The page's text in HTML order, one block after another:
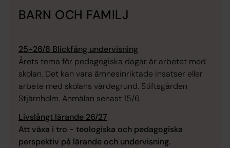
BARN OCH FAMILJ
25-26/8 Blickfång undervisning
Årets tema för pedagogiska dagar är arbetet med
skolan. Det kan vara ämnesinriktade insatser eller
arbete med skolans värdegrund. Stiftsgården
Stjärnholm. Anmälan senast 15/6.
Livslångt lärande 26/27
Att växa i tro - teologiska och pedagogiska
perspektiv på lärande och undervisning.